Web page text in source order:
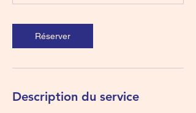
Réserver
Description du service